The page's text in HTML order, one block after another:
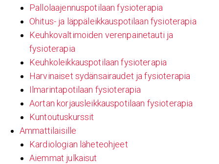
Pallolaajennuspotilaan fysioterapia
Ohitus- ja läppäleikkauspotilaan fysioterapia
Keuhkovaltimoiden verenpainetauti ja
fysioterapia
Keuhkoleikkauspotilaan fysioterapia
Harvinaiset sydänsairaudet ja fysioterapia
Ilmarintapotilaan fysioterapia
Aortan korjausleikkauspotilaan fysioterapia
Kuntoutuskurssit
Ammattilaisille
Kardiologian läheteohjeet
Aiemmat julkaisut